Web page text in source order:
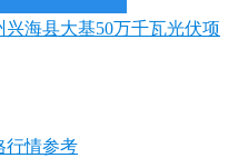
海县大基50万千瓦光伏项